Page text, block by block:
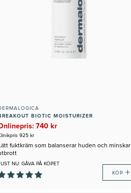
BIOTIC MOISTURIZER
740 kr
925 kr
fuktkräm som balanserar huden och minskar
NU: GÅVA PÅ KÖPET
KÖP +